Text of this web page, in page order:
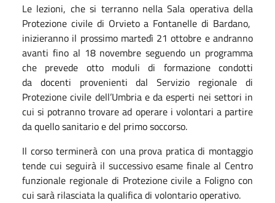
Le lezioni, che si terranno nella Sala operativa della
Protezione civile di Orvieto a Fontanelle di Bardano,
inizieranno il prossimo martedì 21 ottobre e andranno
avanti fino al 18 novembre seguendo un programma
che prevede otto moduli di formazione condotti
da docenti provenienti dal Servizio regionale di
Protezione civile dell’Umbria e da esperti nei settori in
cui si potranno trovare ad operare i volontari a partire
da quello sanitario e del primo soccorso.
Il corso terminerà con una prova pratica di montaggio
tende cui seguirà il successivo esame finale al Centro
funzionale regionale di Protezione civile a Foligno con
cui sarà rilasciata la qualifica di volontario operativo.